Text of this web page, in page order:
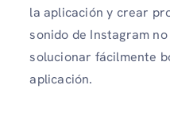
la aplicación y crear
sonido de Instagram
solucionar fácilmente
aplicación.